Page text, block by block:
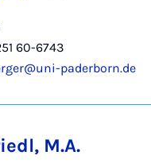
60-6743
paderborn.de
M.A.